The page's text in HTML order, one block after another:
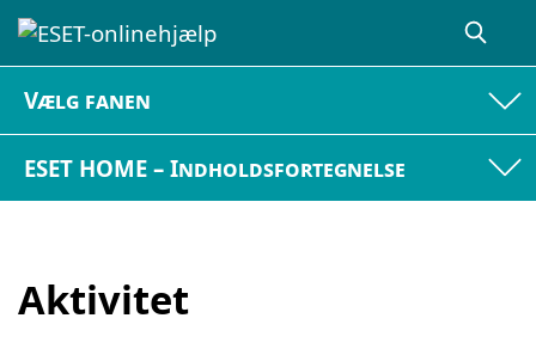
Vælg fanen
ESET HOME – Indholdsfortegnelse
Aktivitet